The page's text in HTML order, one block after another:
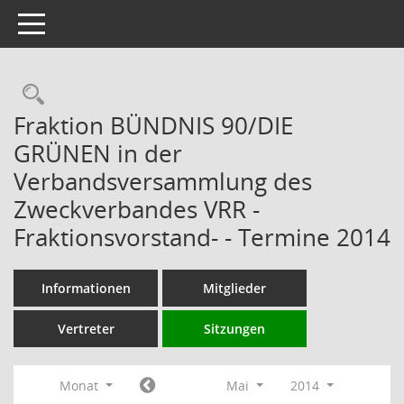
Toggle navigation
Rechercheauswahl
Fraktion BÜNDNIS 90/DIE
GRÜNEN in der
Verbandsversammlung des
Zweckverbandes VRR -
Fraktionsvorstand- - Termine 2014
Informationen Mitglieder
Vertreter Sitzungen
Monat Mai
2014